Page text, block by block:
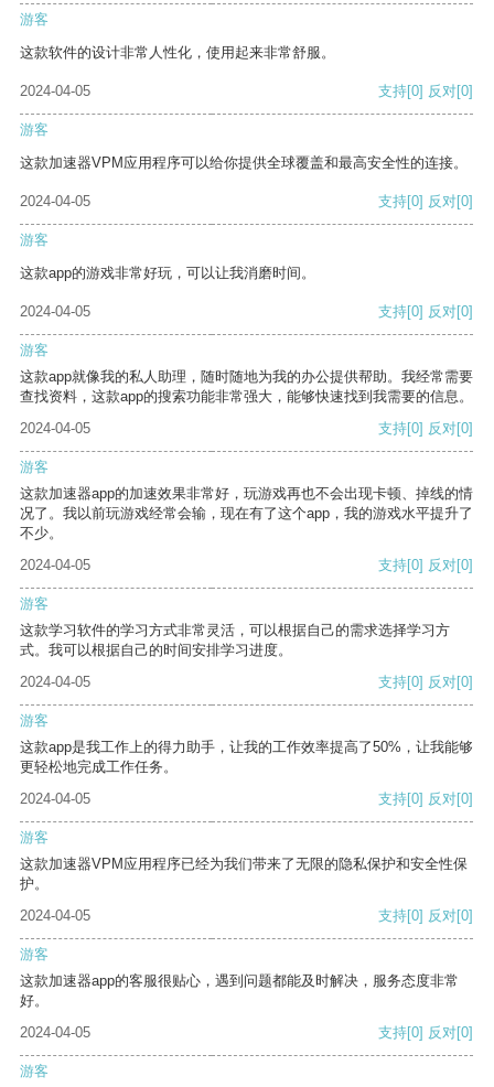
游客
这款软件的设计非常人性化，使用起来非常舒服。
2024-04-05 支持[0] 反对[0]
游客
这款加速器VPM应用程序可以给你提供全球覆盖和最高安全性的连接。
2024-04-05 支持[0] 反对[0]
游客
这款app的游戏非常好玩，可以让我消磨时间。
2024-04-05 支持[0] 反对[0]
游客
这款app就像我的私人助理，随时随地为我的办公提供帮助。我经常需要
查找资料，这款app的搜索功能非常强大，能够快速找到我需要的信息。
2024-04-05
支持[0] 反对[0]
游客
这款加速器app的加速效果非常好，玩游戏再也不会出现卡顿、掉线的情
况了。我以前玩游戏经常会输，现在有了这个app，我的游戏水平提升了
不少。
2024-04-05
支持[0] 反对[0]
游客
这款学习软件的学习方式非常灵活，可以根据自己的需求选择学习方
式。我可以根据自己的时间安排学习进度。
2024-04-05
支持[0] 反对[0]
游客
这款app是我工作上的得力助手，让我的工作效率提高了50%，让我能够
更轻松地完成工作任务。
2024-04-05
支持[0] 反对[0]
游客
这款加速器VPM应用程序已经为我们带来了无限的隐私保护和安全性保
护。
2024-04-05
支持[0] 反对[0]
游客
这款加速器app的客服很贴心，遇到问题都能及时解决，服务态度非常
好。
2024-04-05
支持[0] 反对[0]
游客